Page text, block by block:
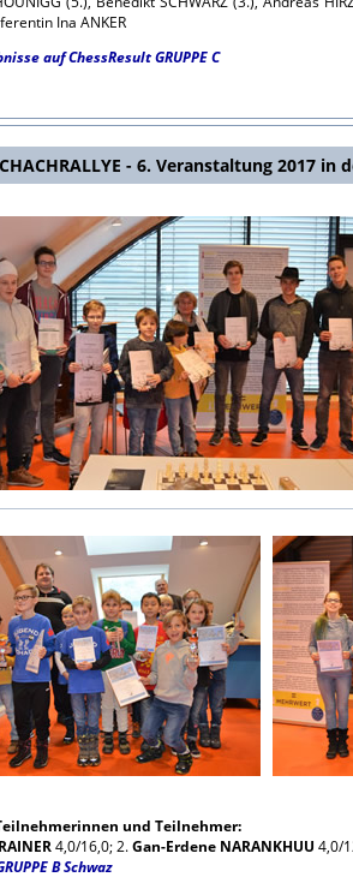
Ina ANKER
auf ChessResult GRUPPE C
- 6. Veranstaltung 2017 in
und Teilnehmer:
4,0/16,0; 2.Gan-Erdene NARANKHUU 4,0/
B Schwaz